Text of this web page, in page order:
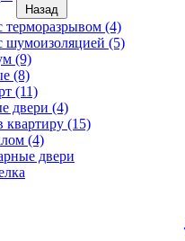
Назад
терморазрывом (4)
шумоизоляцией (5)
(9)
(8)
(11)
двери (4)
квартиру (15)
(4)
двери